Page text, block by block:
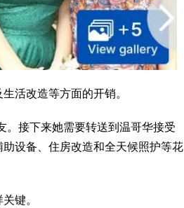
活改造等方面的开销。
。接下来她需要转送到温哥华接受
设备、住房改造和全天候照护等花
键。